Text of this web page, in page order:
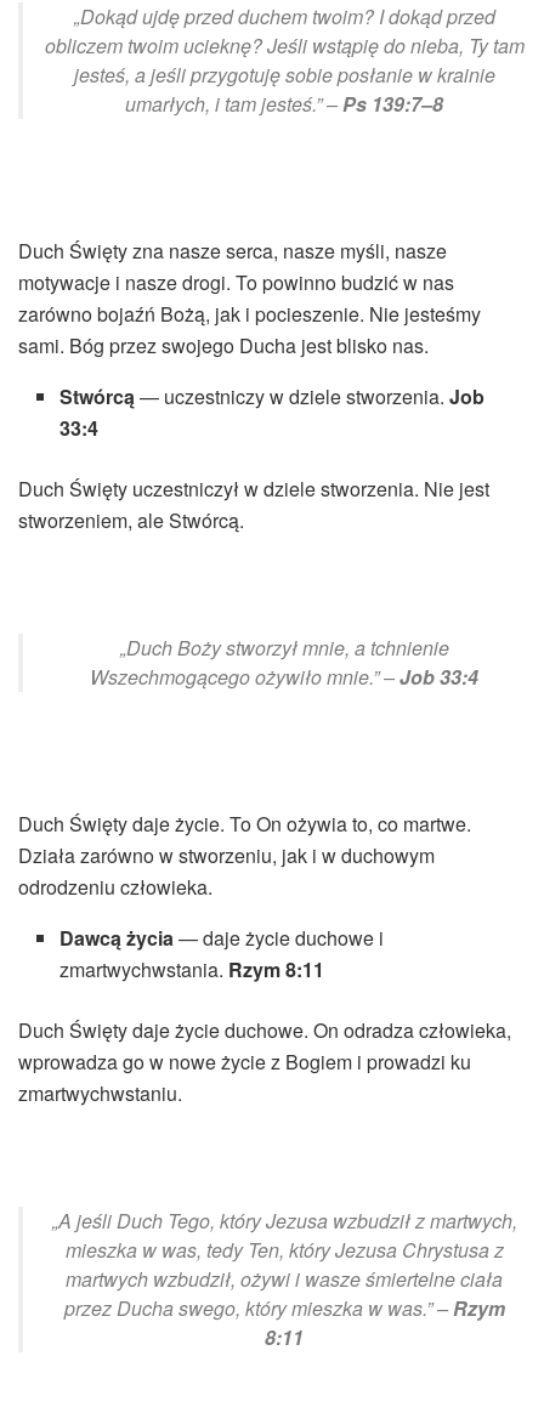
„Dokąd ujdę przed duchem twoim? I dokąd przed
obliczem twoim ucieknę? Jeśli wstąpię do nieba, Ty tam
jesteś, a jeśli przygotuję sobie posłanie w krainie
umarłych, i tam jesteś.” –Ps 139:7–8
Duch Święty zna nasze serca, nasze myśli, nasze
motywacje i nasze drogi. To powinno budzić w nas
zarówno bojaźń Bożą, jak i pocieszenie. Nie jesteśmy
sami. Bóg przez swojego Ducha jest blisko nas.
Stwórcą— uczestniczy w dziele stworzenia.Job
33:4
Duch Święty uczestniczył w dziele stworzenia. Nie jest
stworzeniem, ale Stwórcą.
„Duch Boży stworzył mnie, a tchnienie
Wszechmogącego ożywiło mnie.” –Job 33:4
Duch Święty daje życie. To On ożywia to, co martwe.
Działa zarówno w stworzeniu, jak i w duchowym
odrodzeniu człowieka.
Dawcą życia— daje życie duchowe i
zmartwychwstania. Rzym 8:11
Duch Święty daje życie duchowe. On odradza człowieka,
wprowadza go w nowe życie z Bogiem i prowadzi ku
zmartwychwstaniu.
„A jeśli Duch Tego, który Jezusa wzbudził z martwych,
mieszka w was, tedy Ten, który Jezusa Chrystusa z
martwych wzbudził, ożywi i wasze śmiertelne ciała
przez Ducha swego, który mieszka w was.” –Rzym
8:11